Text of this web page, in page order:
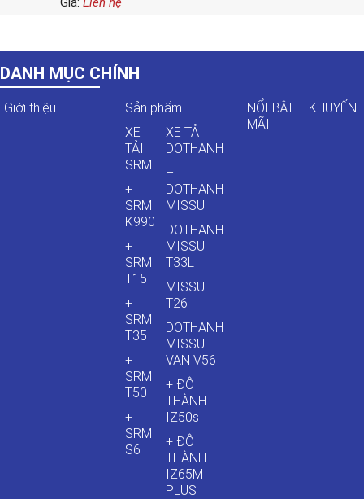
DANH MỤC CHÍNH
Giới thiệu
Sản phẩm
XE
TẢI
SRM
+
SRM
K990
+
SRM
T15
+
SRM
T35
+
SRM
T50
+
SRM
S6
XE TẢI
DOTHANH
–
DOTHANH
MISSU
DOTHANH
MISSU
T33L
MISSU
T26
DOTHANH
MISSU
VAN V56
+ ĐÔ
THÀNH
IZ50s
+ ĐÔ
THÀNH
IZ65M
PLUS
NỔI BẬT – KHUYẾN
MÃI